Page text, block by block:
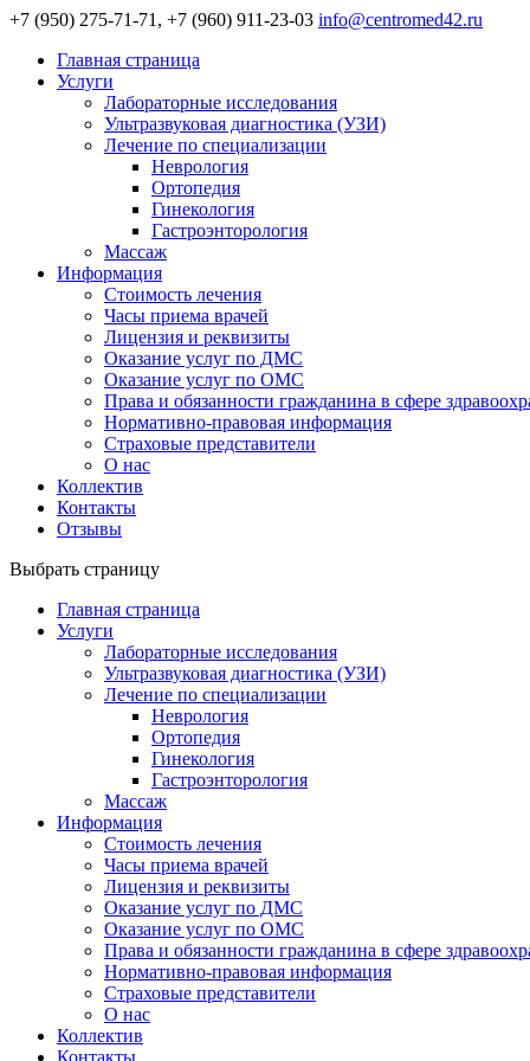
+7 (950) 275-71-71, +7 (960) 911-23-03 info@centromed42.ru
Главная страница
Услуги
Лабораторные исследования
Ультразвуковая диагностика (УЗИ)
Лечение по специализации
Неврология
Ортопедия
Гинекология
Гастроэнторология
Массаж
Информация
Стоимость лечения
Часы приема врачей
Лицензия и реквизиты
Оказание услуг по ДМС
Оказание услуг по ОМС
Права и обязанности гражданина в сфере
Нормативно-правовая информация
Страховые представители
О нас
Коллектив
Контакты
Отзывы
Выбрать страницу
Главная страница
Услуги
Лабораторные исследования
Ультразвуковая диагностика (УЗИ)
Лечение по специализации
Неврология
Ортопедия
Гинекология
Гастроэнторология
Массаж
Информация
Стоимость лечения
Часы приема врачей
Лицензия и реквизиты
Оказание услуг по ДМС
Оказание услуг по ОМС
Права и обязанности гражданина в сфере
Нормативно-правовая информация
Страховые представители
О нас
Коллектив
Контакты